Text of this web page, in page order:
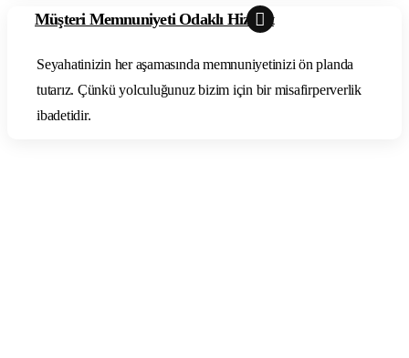
Müşteri Memnuniyeti Odaklı Hizmet
Seyahatinizin her aşamasında memnuniyetinizi ön planda
tutarız. Çünkü yolculuğunuz bizim için bir misafirperverlik
ibadetidir.